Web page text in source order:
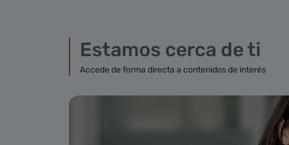
Estamos cerca de ti
Accede de forma directa a contenidos de interés